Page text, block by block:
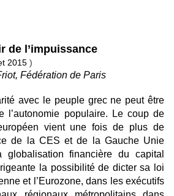
de l’impuissance
2015 )
Fédération de Paris
avec le peuple grec ne peut être
l’autonomie populaire. Le coup de
vient une fois de plus de
de la CES et de la Gauche Unie
globalisation financière du capital
la possibilité de dicter sa loi
et l’Eurozone, dans les exécutifs